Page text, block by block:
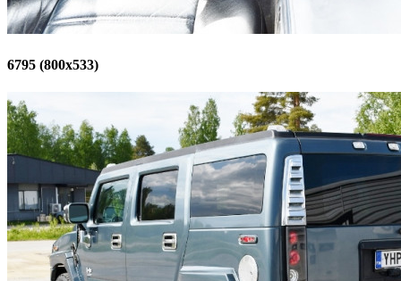
6795 (800x533)